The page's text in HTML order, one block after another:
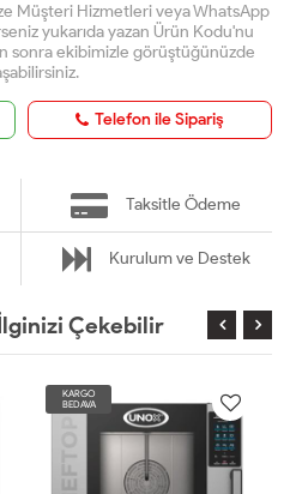
Müşteri Hizmetleri veya WhatsApp
yukarıda yazan Ürün Kodu'nu
sonra ekibimizle görüştüğünüzde
Telefon ile Sipariş
Taksitle Ödeme
Kurulum ve Destek
Çekebilir
KARGO
BEDAVA